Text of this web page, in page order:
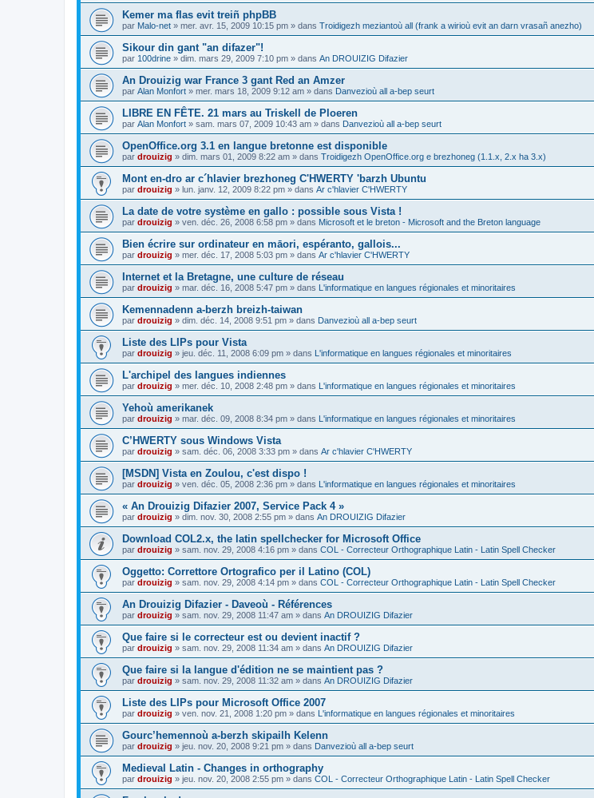
Kemer ma flas evit treiñ phpBB
par Malo-net » mer. avr. 15, 2009 10:15 pm » dans Troidigezh meziantoù all (frank a wirioù evit an darn vrasañ anezho)
Sikour din gant "an difazer"!
par 100drine » dim. mars 29, 2009 7:10 pm » dans An DROUIZIG Difazier
An Drouizig war France 3 gant Red an Amzer
par Alan Monfort » mer. mars 18, 2009 9:12 am » dans Danvezioù all a-bep seurt
LIBRE EN FÊTE. 21 mars au Triskell de Ploeren
par Alan Monfort » sam. mars 07, 2009 10:43 am » dans Danvezioù all a-bep seurt
OpenOffice.org 3.1 en langue bretonne est disponible
par drouizig » dim. mars 01, 2009 8:22 am » dans Troidigezh OpenOffice.org e brezhoneg (1.1.x, 2.x ha 3.x)
Mont en-dro ar c´hlavier brezhoneg C'HWERTY 'barzh Ubuntu
par drouizig » lun. janv. 12, 2009 8:22 pm » dans Ar c'hlavier C'HWERTY
La date de votre système en gallo : possible sous Vista !
par drouizig » ven. déc. 26, 2008 6:58 pm » dans Microsoft et le breton - Microsoft and the Breton language
Bien écrire sur ordinateur en māori, espéranto, gallois...
par drouizig » mer. déc. 17, 2008 5:03 pm » dans Ar c'hlavier C'HWERTY
Internet et la Bretagne, une culture de réseau
par drouizig » mar. déc. 16, 2008 5:47 pm » dans L'informatique en langues régionales et minoritaires
Kemennadenn a-berzh breizh-taiwan
par drouizig » dim. déc. 14, 2008 9:51 pm » dans Danvezioù all a-bep seurt
Liste des LIPs pour Vista
par drouizig » jeu. déc. 11, 2008 6:09 pm » dans L'informatique en langues régionales et minoritaires
L'archipel des langues indiennes
par drouizig » mer. déc. 10, 2008 2:48 pm » dans L'informatique en langues régionales et minoritaires
Yehoù amerikanek
par drouizig » mar. déc. 09, 2008 8:34 pm » dans L'informatique en langues régionales et minoritaires
C’HWERTY sous Windows Vista
par drouizig » sam. déc. 06, 2008 3:33 pm » dans Ar c'hlavier C'HWERTY
[MSDN] Vista en Zoulou, c'est dispo !
par drouizig » ven. déc. 05, 2008 2:36 pm » dans L'informatique en langues régionales et minoritaires
« An Drouizig Difazier 2007, Service Pack 4 »
par drouizig » dim. nov. 30, 2008 2:55 pm » dans An DROUIZIG Difazier
Download COL2.x, the latin spellchecker for Microsoft Office
par drouizig » sam. nov. 29, 2008 4:16 pm » dans COL - Correcteur Orthographique Latin - Latin Spell Checker
Oggetto: Correttore Ortografico per il Latino (COL)
par drouizig » sam. nov. 29, 2008 4:14 pm » dans COL - Correcteur Orthographique Latin - Latin Spell Checker
An Drouizig Difazier - Daveoù - Références
par drouizig » sam. nov. 29, 2008 11:47 am » dans An DROUIZIG Difazier
Que faire si le correcteur est ou devient inactif ?
par drouizig » sam. nov. 29, 2008 11:34 am » dans An DROUIZIG Difazier
Que faire si la langue d'édition ne se maintient pas ?
par drouizig » sam. nov. 29, 2008 11:32 am » dans An DROUIZIG Difazier
Liste des LIPs pour Microsoft Office 2007
par drouizig » ven. nov. 21, 2008 1:20 pm » dans L'informatique en langues régionales et minoritaires
Gourc’hemennoù a-berzh skipailh Kelenn
par drouizig » jeu. nov. 20, 2008 9:21 pm » dans Danvezioù all a-bep seurt
Medieval Latin - Changes in orthography
par drouizig » jeu. nov. 20, 2008 2:55 pm » dans COL - Correcteur Orthographique Latin - Latin Spell Checker